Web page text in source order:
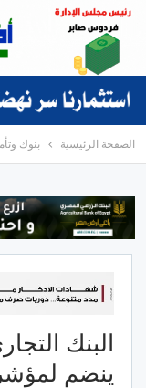
الصفحة الرئيسية بنوك
ينضم